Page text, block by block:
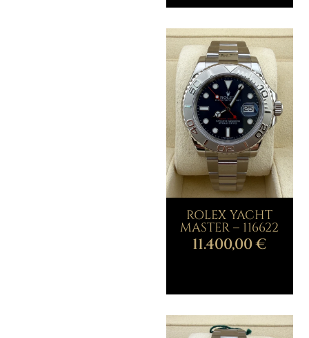
ROLEX YACHT
MASTER – 116622
11.400,00€